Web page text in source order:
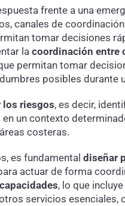
frente a una
canales de
tomar decisiones
la coordinación entre
permitan tomar
posibles durante
riesgos, es decir,
un contexto
costeras.
es fundamental diseñar
actuar de forma
, lo que
servicios esenciales,